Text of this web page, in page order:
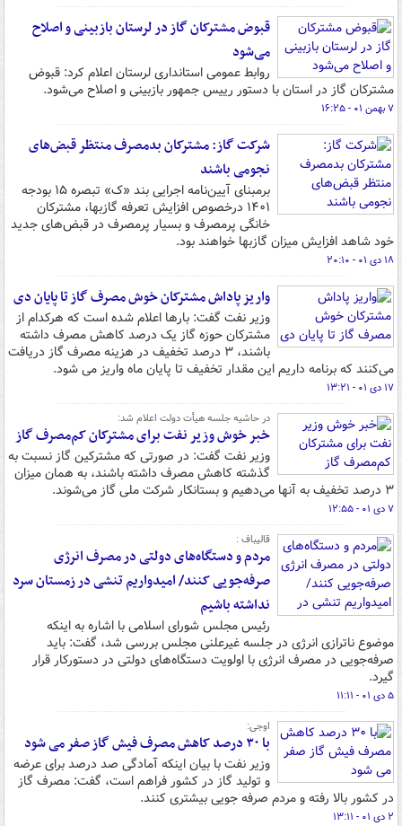
قبوض مشترکان گاز در لرستان بازبینی و اصلاح
می‌شود
روابط عمومی استانداری لرستان اعلام کرد: قبوض
مشترکان گاز در استان با دستور رییس جمهور بازبینی و اصلاح می‌شود.
۷ بهمن ۰۱ - ۱۶:۲۵
شرکت گاز: مشترکان بدمصرف منتظر قبض‌های
نجومی باشند
برمبنای آیین‌نامه اجرایی بند «ک» تبصره ۱۵ بودجه
۱۴۰۱ درخصوص افزایش تعرفه گازبها، مشترکان
خانگی پرمصرف و بسیار پرمصرف در قبض‌های جدید
خود شاهد افزایش میزان گازبها خواهند بود.
۱۸ دی ۰۱ - ۲۰:۱۰
واریز پاداش مشترکان خوش مصرف گاز تا پایان دی
وزیر نفت گفت: بارها اعلام شده است که هرکدام از
مشترکان حوزه گاز یک درصد کاهش مصرف داشته
باشند، ۳ درصد تخفیف در هزینه مصرف گاز دریافت
می‌کنند که برنامه‌ داریم این مقدار تخفیف تا پایان ماه واریز می شود.
۱۷ دی ۰۱ - ۱۳:۲۱
در حاشیه جلسه هیأت دولت اعلام شد:
خبر خوش وزیر نفت برای مشترکان کم‌مصرف گاز
وزیر نفت گفت: در صورتی که مشترکین گاز نسبت به
گذشته کاهش مصرف داشته باشند، به همان میزان
۳ درصد تخفیف به آنها می‌دهیم و بستانکار شرکت ملی گاز می‌شوند.
۷ دی ۰۱ - ۱۲:۵۵
قالیباف :
مردم و دستگاه‌های دولتی در مصرف انرژی
صرفه‌جویی کنند/ امیدواریم تنشی در زمستان سرد
نداشته باشیم
رئیس مجلس شورای اسلامی با اشاره به اینکه
موضوع ناترازی انرژی در جلسه غیرعلنی مجلس بررسی شد، گفت: باید
صرفه‌جویی در مصرف انرژی با اولویت دستگاه‌های دولتی در دستورکار قرار
گیرد.
۵ دی ۰۱ - ۱۱:۱۱
اوجی:
با ۳۰ درصد کاهش مصرف فیش گاز صفر می شود
وزیر نفت با بیان اینکه آمادگی صد درصد برای عرضه
و تولید گاز در کشور فراهم است، گفت: مصرف گاز
در کشور بالا رفته و مردم صرفه جویی بیشتری کنند.
۲ دی ۰۱ - ۱۳:۱۱